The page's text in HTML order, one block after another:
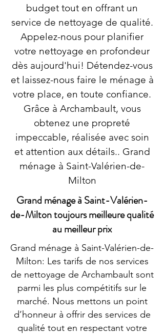
budget tout en offrant un
service de nettoyage de qualité.
Appelez-nous pour planifier
votre nettoyage en profondeur
dès aujourd'hui! Détendez-vous
et laissez-nous faire le ménage à
votre place, en toute confiance.
Grâce à Archambault, vous
obtenez une propreté
impeccable, réalisée avec soin
et attention aux détails.. Grand
ménage à Saint-Valérien-de-
Milton
Grand ménage à Saint-Valérien-
de-Milton toujours meilleure qualité
au meilleur prix
Grand ménage à Saint-Valérien-de-
Milton: Les tarifs de nos services
de nettoyage de Archambault sont
parmi les plus compétitifs sur le
marché. Nous mettons un point
d’honneur à offrir des services de
qualité tout en respectant votre